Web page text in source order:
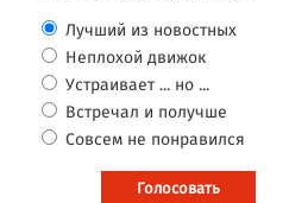
Лучший из новостных
Неплохой движок
Устраивает ... но ...
Встречал и получше
Совсем не понравился